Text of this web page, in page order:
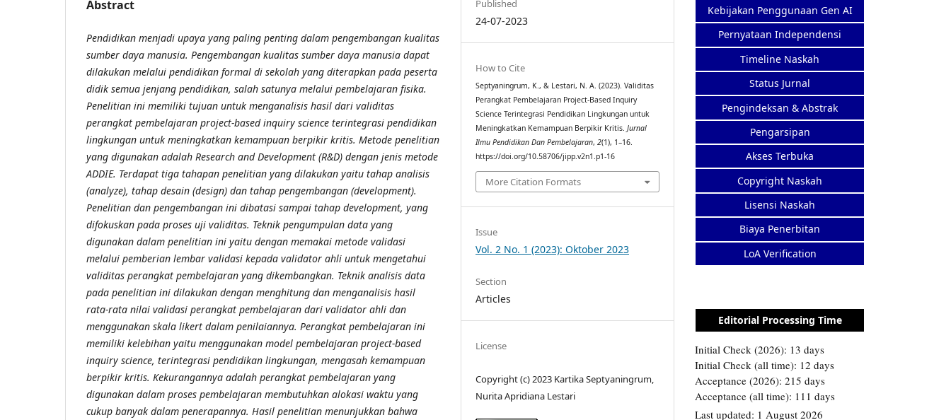
Abstract
Pendidikan menjadi upaya yang paling penting dalam pengembangan kualitas
sumber daya manusia. Pengembangan kualitas sumber daya manusia dapat
dilakukan melalui pendidikan formal di sekolah yang diterapkan pada peserta
didik semua jenjang pendidikan, salah satunya melalui pembelajaran fisika.
Penelitian ini memiliki tujuan untuk menganalisis hasil dari validitas
perangkat pembelajaran project-based inquiry science terintegrasi pendidikan
lingkungan untuk meningkatkan kemampuan berpikir kritis. Metode penelitian
yang digunakan adalah Research and Development (R&D) dengan jenis metode
ADDIE. Terdapat tiga tahapan penelitian yang dilakukan yaitu tahap analisis
(analyze), tahap desain (design) dan tahap pengembangan (development).
Penelitian dan pengembangan ini dibatasi sampai tahap development, yang
difokuskan pada proses uji validitas. Teknik pengumpulan data yang
digunakan dalam penelitian ini yaitu dengan memakai metode validasi
melalui pemberian lembar validasi kepada validator ahli untuk mengetahui
validitas perangkat pembelajaran yang dikembangkan. Teknik analisis data
pada penelitian ini dilakukan dengan menghitung dan menganalisis hasil
rata-rata nilai validasi perangkat pembelajaran dari validator ahli dan
menggunakan skala likert dalam penilaiannya. Perangkat pembelajaran ini
memiliki kelebihan yaitu menggunakan model pembelajaran project-based
inquiry science, terintegrasi pendidikan lingkungan, mengasah kemampuan
berpikir kritis. Kekurangannya adalah perangkat pembelajaran yang
digunakan dalam proses pembelajaran membutuhkan alokasi waktu yang
cukup banyak dalam penerapannya. Hasil penelitian menunjukkan bahwa
Published
24-07-2023
How to Cite
Septyaningrum, K., & Lestari, N. A. (2023). Validitas
Perangkat Pembelajaran Project-Based Inquiry
Science Terintegrasi Pendidikan Lingkungan untuk
Meningkatkan Kemampuan Berpikir Kritis.Jurnal
Ilmu Pendidikan Dan Pembelajaran,2(1), 1–16.
https://doi.org/10.58706/jipp.v2n1.p1-16
More Citation Formats
Issue
Vol. 2 No. 1 (2023): Oktober 2023
Section
Articles
License
Copyright (c) 2023 Kartika Septyaningrum,
Nurita Apridiana Lestari
Kebijakan Penggunaan Gen AI
Pernyataan Independensi
Timeline Naskah
Status Jurnal
Pengindeksan & Abstrak
Pengarsipan
Akses Terbuka
Copyright Naskah
Lisensi Naskah
Biaya Penerbitan
LoA Verification
Editorial Processing Time